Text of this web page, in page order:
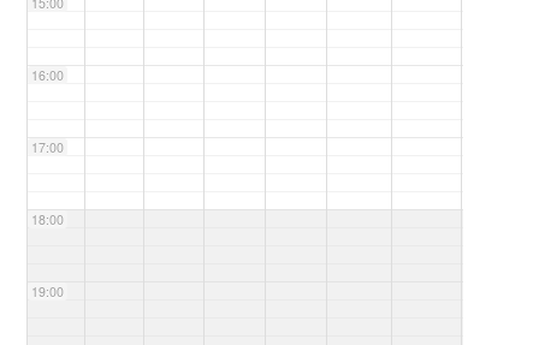
16:00
17:00
18:00
19:00